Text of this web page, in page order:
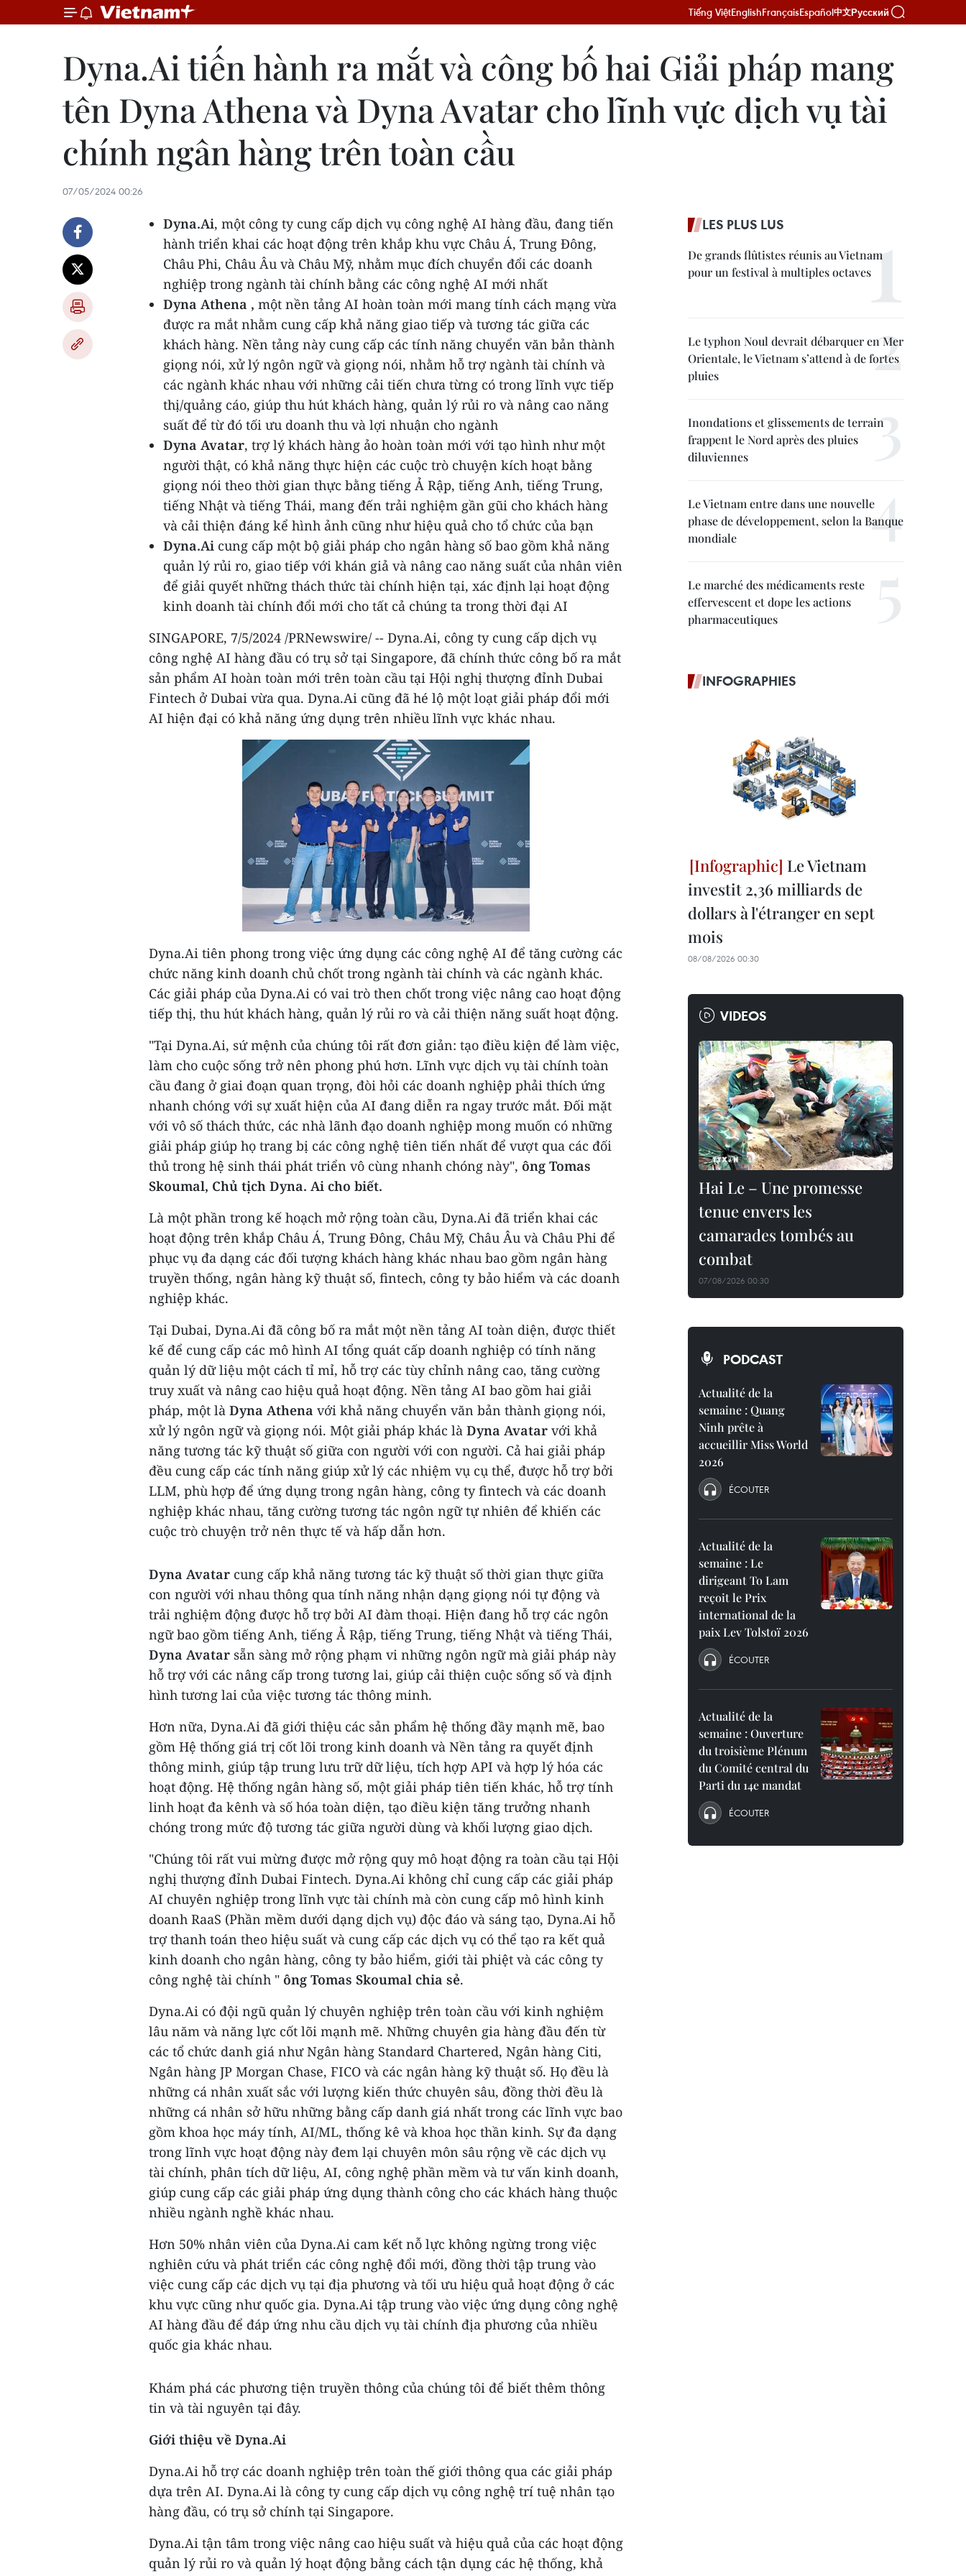
Tiếng ViệtEnglishFrançaisEspañol中文Русский
Dyna.Ai tiến hành ra mắt và công bố hai Giải pháp mang
tên Dyna Athena và Dyna Avatar cho lĩnh vực dịch vụ tài
chính ngân hàng trên toàn cầu
07/05/2024 00:26
Dyna.Ai, một công ty cung cấp dịch vụ công nghệ AI hàng đầu, đang tiến
hành triển khai các hoạt động trên khắp khu vực Châu Á, Trung Đông,
Châu Phi, Châu Âu và Châu Mỹ, nhằm mục đích chuyển đổi các doanh
nghiệp trong ngành tài chính bằng các công nghệ AI mới nhất
Dyna Athena , một nền tảng AI hoàn toàn mới mang tính cách mạng vừa
được ra mắt nhằm cung cấp khả năng giao tiếp và tương tác giữa các
khách hàng. Nền tảng này cung cấp các tính năng chuyển văn bản thành
giọng nói, xử lý ngôn ngữ và giọng nói, nhằm hỗ trợ ngành tài chính và
các ngành khác nhau với những cải tiến chưa từng có trong lĩnh vực tiếp
thị/quảng cáo, giúp thu hút khách hàng, quản lý rủi ro và nâng cao năng
suất để từ đó tối ưu doanh thu và lợi nhuận cho ngành
Dyna Avatar, trợ lý khách hàng ảo hoàn toàn mới với tạo hình như một
người thật, có khả năng thực hiện các cuộc trò chuyện kích hoạt bằng
giọng nói theo thời gian thực bằng tiếng Ả Rập, tiếng Anh, tiếng Trung,
tiếng Nhật và tiếng Thái, mang đến trải nghiệm gần gũi cho khách hàng
và cải thiện đáng kể hình ảnh cũng như hiệu quả cho tổ chức của bạn
Dyna.Ai cung cấp một bộ giải pháp cho ngân hàng số bao gồm khả năng
quản lý rủi ro, giao tiếp với khán giả và nâng cao năng suất của nhân viên
để giải quyết những thách thức tài chính hiện tại, xác định lại hoạt động
kinh doanh tài chính đổi mới cho tất cả chúng ta trong thời đại AI
SINGAPORE, 7/5/2024 /PRNewswire/ -- Dyna.Ai, công ty cung cấp dịch vụ
công nghệ AI hàng đầu có trụ sở tại Singapore, đã chính thức công bố ra mắt
sản phẩm AI hoàn toàn mới trên toàn cầu tại Hội nghị thượng đỉnh Dubai
Fintech ở Dubai vừa qua. Dyna.Ai cũng đã hé lộ một loạt giải pháp đổi mới
AI hiện đại có khả năng ứng dụng trên nhiều lĩnh vực khác nhau.
Dyna.Ai tiên phong trong việc ứng dụng các công nghệ AI để tăng cường các
chức năng kinh doanh chủ chốt trong ngành tài chính và các ngành khác.
Các giải pháp của Dyna.Ai có vai trò then chốt trong việc nâng cao hoạt động
tiếp thị, thu hút khách hàng, quản lý rủi ro và cải thiện năng suất hoạt động.
"Tại Dyna.Ai, sứ mệnh của chúng tôi rất đơn giản: tạo điều kiện để làm việc,
làm cho cuộc sống trở nên phong phú hơn. Lĩnh vực dịch vụ tài chính toàn
cầu đang ở giai đoạn quan trọng, đòi hỏi các doanh nghiệp phải thích ứng
nhanh chóng với sự xuất hiện của AI đang diễn ra ngay trước mắt. Đối mặt
với vô số thách thức, các nhà lãnh đạo doanh nghiệp mong muốn có những
giải pháp giúp họ trang bị các công nghệ tiên tiến nhất để vượt qua các đối
thủ trong hệ sinh thái phát triển vô cùng nhanh chóng này", ông Tomas
Skoumal, Chủ tịch Dyna. Ai cho biết.
Là một phần trong kế hoạch mở rộng toàn cầu, Dyna.Ai đã triển khai các
hoạt động trên khắp Châu Á, Trung Đông, Châu Mỹ, Châu Âu và Châu Phi để
phục vụ đa dạng các đối tượng khách hàng khác nhau bao gồm ngân hàng
truyền thống, ngân hàng kỹ thuật số, fintech, công ty bảo hiểm và các doanh
nghiệp khác.
Tại Dubai, Dyna.Ai đã công bố ra mắt một nền tảng AI toàn diện, được thiết
kế để cung cấp các mô hình AI tổng quát cấp doanh nghiệp có tính năng
quản lý dữ liệu một cách tỉ mỉ, hỗ trợ các tùy chỉnh nâng cao, tăng cường
truy xuất và nâng cao hiệu quả hoạt động. Nền tảng AI bao gồm hai giải
pháp, một là Dyna Athena với khả năng chuyển văn bản thành giọng nói,
xử lý ngôn ngữ và giọng nói. Một giải pháp khác là Dyna Avatar với khả
năng tương tác kỹ thuật số giữa con người với con người. Cả hai giải pháp
đều cung cấp các tính năng giúp xử lý các nhiệm vụ cụ thể, được hỗ trợ bởi
LLM, phù hợp để ứng dụng trong ngân hàng, công ty fintech và các doanh
nghiệp khác nhau, tăng cường tương tác ngôn ngữ tự nhiên để khiến các
cuộc trò chuyện trở nên thực tế và hấp dẫn hơn.
Dyna Avatar cung cấp khả năng tương tác kỹ thuật số thời gian thực giữa
con người với nhau thông qua tính năng nhận dạng giọng nói tự động và
trải nghiệm động được hỗ trợ bởi AI đàm thoại. Hiện đang hỗ trợ các ngôn
ngữ bao gồm tiếng Anh, tiếng Ả Rập, tiếng Trung, tiếng Nhật và tiếng Thái,
Dyna Avatar sẵn sàng mở rộng phạm vi những ngôn ngữ mà giải pháp này
hỗ trợ với các nâng cấp trong tương lai, giúp cải thiện cuộc sống số và định
hình tương lai của việc tương tác thông minh.
Hơn nữa, Dyna.Ai đã giới thiệu các sản phẩm hệ thống đầy mạnh mẽ, bao
gồm Hệ thống giá trị cốt lõi trong kinh doanh và Nền tảng ra quyết định
thông minh, giúp tập trung lưu trữ dữ liệu, tích hợp API và hợp lý hóa các
hoạt động. Hệ thống ngân hàng số, một giải pháp tiên tiến khác, hỗ trợ tính
linh hoạt đa kênh và số hóa toàn diện, tạo điều kiện tăng trưởng nhanh
chóng trong mức độ tương tác giữa người dùng và khối lượng giao dịch.
"Chúng tôi rất vui mừng được mở rộng quy mô hoạt động ra toàn cầu tại Hội
nghị thượng đỉnh Dubai Fintech. Dyna.Ai không chỉ cung cấp các giải pháp
AI chuyên nghiệp trong lĩnh vực tài chính mà còn cung cấp mô hình kinh
doanh RaaS (Phần mềm dưới dạng dịch vụ) độc đáo và sáng tạo, Dyna.Ai hỗ
trợ thanh toán theo hiệu suất và cung cấp các dịch vụ có thể tạo ra kết quả
kinh doanh cho ngân hàng, công ty bảo hiểm, giới tài phiệt và các công ty
công nghệ tài chính " ông Tomas Skoumal chia sẻ.
Dyna.Ai có đội ngũ quản lý chuyên nghiệp trên toàn cầu với kinh nghiệm
lâu năm và năng lực cốt lõi mạnh mẽ. Những chuyên gia hàng đầu đến từ
các tổ chức danh giá như Ngân hàng Standard Chartered, Ngân hàng Citi,
Ngân hàng JP Morgan Chase, FICO và các ngân hàng kỹ thuật số. Họ đều là
những cá nhân xuất sắc với lượng kiến thức chuyên sâu, đồng thời đều là
những cá nhân sở hữu những bằng cấp danh giá nhất trong các lĩnh vực bao
gồm khoa học máy tính, AI/ML, thống kê và khoa học thần kinh. Sự đa dạng
trong lĩnh vực hoạt động này đem lại chuyên môn sâu rộng về các dịch vụ
tài chính, phân tích dữ liệu, AI, công nghệ phần mềm và tư vấn kinh doanh,
giúp cung cấp các giải pháp ứng dụng thành công cho các khách hàng thuộc
nhiều ngành nghề khác nhau.
Hơn 50% nhân viên của Dyna.Ai cam kết nỗ lực không ngừng trong việc
nghiên cứu và phát triển các công nghệ đổi mới, đồng thời tập trung vào
việc cung cấp các dịch vụ tại địa phương và tối ưu hiệu quả hoạt động ở các
khu vực cũng như quốc gia. Dyna.Ai tập trung vào việc ứng dụng công nghệ
AI hàng đầu để đáp ứng nhu cầu dịch vụ tài chính địa phương của nhiều
quốc gia khác nhau.
Khám phá các phương tiện truyền thông của chúng tôi để biết thêm thông
tin và tài nguyên tại đây.
Giới thiệu về Dyna.Ai
Dyna.Ai hỗ trợ các doanh nghiệp trên toàn thế giới thông qua các giải pháp
dựa trên AI. Dyna.Ai là công ty cung cấp dịch vụ công nghệ trí tuệ nhân tạo
hàng đầu, có trụ sở chính tại Singapore.
Dyna.Ai tận tâm trong việc nâng cao hiệu suất và hiệu quả của các hoạt động
quản lý rủi ro và quản lý hoạt động bằng cách tận dụng các hệ thống, khả
LES PLUS LUS
De grands flûtistes réunis au Vietnam
pour un festival à multiples octaves
Le typhon Noul devrait débarquer en Mer
Orientale, le Vietnam s’attend à de fortes
pluies
Inondations et glissements de terrain
frappent le Nord après des pluies
diluviennes
Le Vietnam entre dans une nouvelle
phase de développement, selon la Banque
mondiale
Le marché des médicaments reste
effervescent et dope les actions
pharmaceutiques
INFOGRAPHIES
Le Vietnam
investit 2,36 milliards de
dollars à l'étranger en sept
mois
08/08/2026 00:30
VIDEOS
Hai Le – Une promesse
tenue envers les
camarades tombés au
combat
07/08/2026 00:30
PODCAST
Actualité de la
semaine : Quang
Ninh prête à
accueillir Miss World
2026
ÉCOUTER
Actualité de la
semaine : Le
dirigeant To Lam
reçoit le Prix
international de la
paix Lev Tolstoï 2026
ÉCOUTER
Actualité de la
semaine : Ouverture
du troisième Plénum
du Comité central du
Parti du 14e mandat
ÉCOUTER